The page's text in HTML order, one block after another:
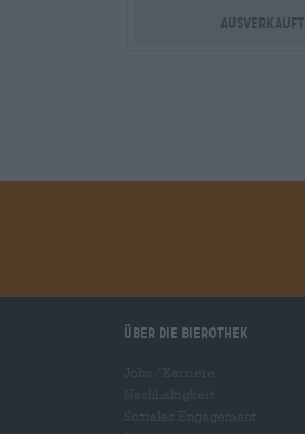
Ausverkauft
Über die Bierothek